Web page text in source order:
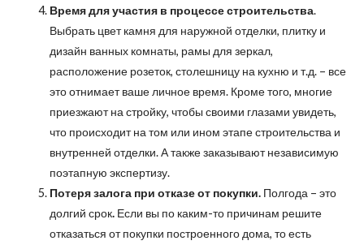
Время для участия в процессе строительства.
Выбрать цвет камня для наружной отделки, плитку и
дизайн ванных комнаты, рамы для зеркал,
расположение розеток, столешницу на кухню и т.д. – все
это отнимает ваше личное время. Кроме того, многие
приезжают на стройку, чтобы своими глазами увидеть,
что происходит на том или ином этапе строительства и
внутренней отделки. А также заказывают независимую
поэтапную экспертизу.
Потеря залога при отказе от покупки. Полгода – это
долгий срок. Если вы по каким-то причинам решите
отказаться от покупки построенного дома, то есть